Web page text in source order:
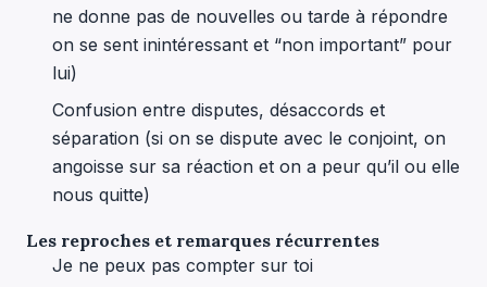
ne donne pas de nouvelles ou tarde à répondre
on se sent inintéressant et “non important” pour
lui)
Confusion entre disputes, désaccords et
séparation (si on se dispute avec le conjoint, on
angoisse sur sa réaction et on a peur qu’il ou elle
nous quitte)
Les reproches et remarques récurrentes
Je ne peux pas compter sur toi